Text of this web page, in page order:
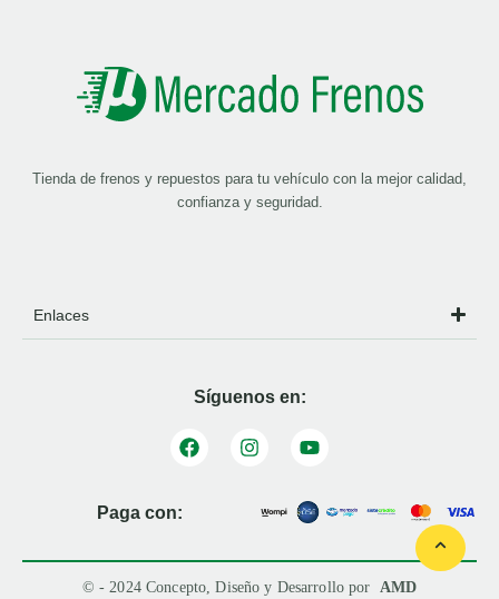
Tienda de frenos y repuestos para tu vehículo con la mejor calidad,
confianza y seguridad.
Enlaces
Síguenos en:
Paga con:
© - 2024 Concepto, Diseño y Desarrollo por AMD